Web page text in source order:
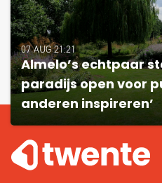
07 AUG 21:21
Almelo’s echtpaar
paradijs open voor
anderen inspireren’